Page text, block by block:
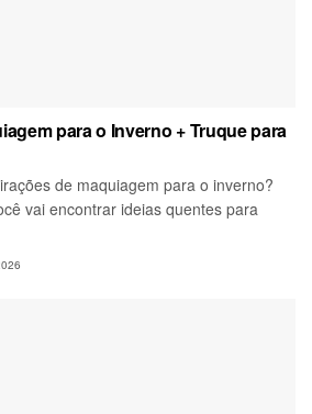
para o Inverno + Truque para
de maquiagem para o inverno?
vai encontrar ideias quentes para